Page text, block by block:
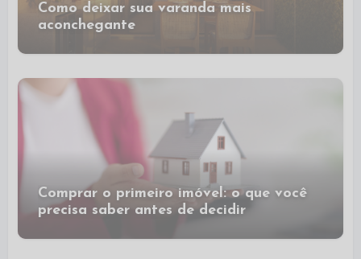
Como deixar sua varanda mais
aconchegante
Comprar o primeiro imóvel: o que você
precisa saber antes de decidir